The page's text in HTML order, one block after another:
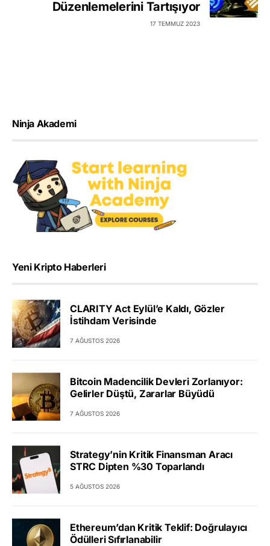
Düzenlemelerini Tartışıyor
17 TEMMUZ 2023
Ninja Akademi
Yeni Kripto Haberleri
CLARITY Act Eylül’e Kaldı, Gözler
İstihdam Verisinde
7 AĞUSTOS 2026
Bitcoin Madencilik Devleri Zorlanıyor:
Gelirler Düştü, Zararlar Büyüdü
7 AĞUSTOS 2026
Strategy’nin Kritik Finansman Aracı
STRC Dipten %30 Toparlandı
5 AĞUSTOS 2026
Ethereum’dan Kritik Teklif: Doğrulayıcı
Ödülleri Sıfırlanabilir